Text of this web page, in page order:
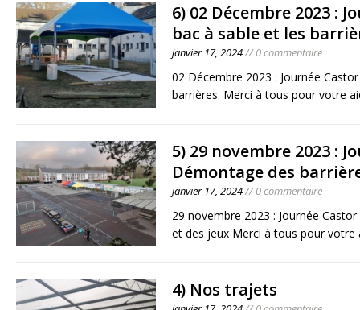
6) 02 Décembre 2023 :
bac à sable et les
janvier 17, 2024// 0 commentaire
02 Décembre 2023 : Journée
barrières. Merci à tous pour votre
5) 29 novembre 2023 :
Démontage des
janvier 17, 2024// 0 commentaire
29 novembre 2023 : Journée
et des jeux Merci à tous pour votre
4) Nos trajets